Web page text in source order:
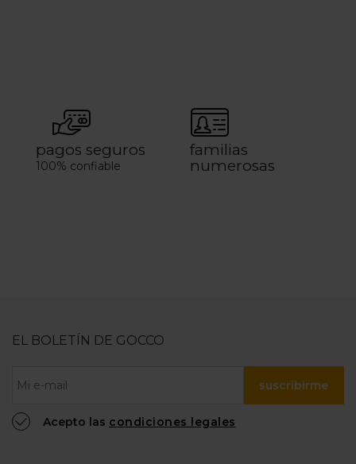
pagos seguros
100% confiable
familias
numerosas
EL BOLETÍN DE GOCCO
suscribirme
Acepto las condiciones legales